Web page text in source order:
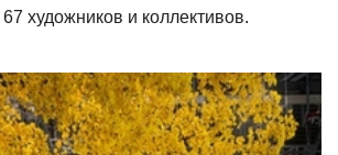
художников и коллективов.